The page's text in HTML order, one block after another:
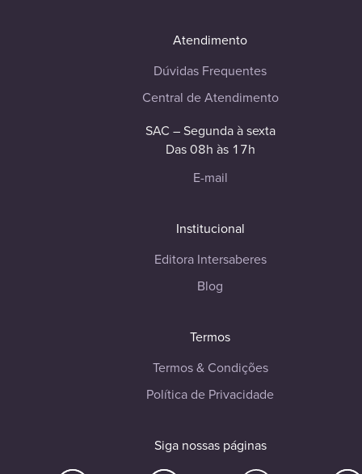
Atendimento
Dúvidas Frequentes
Central de Atendimento
SAC – Segunda à sexta
Das 08h às 17h
E-mail
Institucional
Editora Intersaberes
Blog
Termos
Termos & Condições
Política de Privacidade
Siga nossas páginas